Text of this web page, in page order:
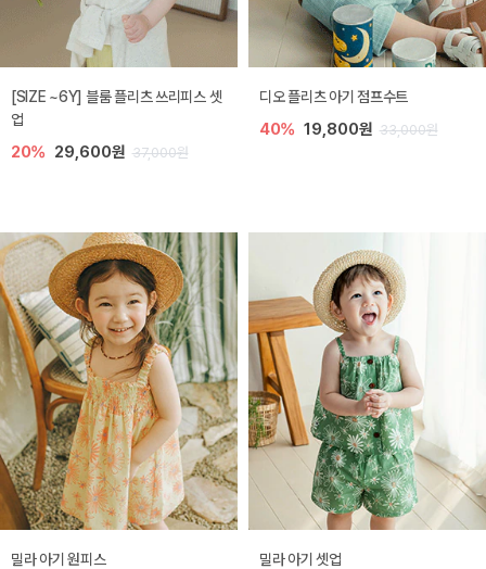
[SIZE ~6Y] 블룸 플리츠 쓰리피스 셋
업
20% 29,600원 37,000원
디오 플리츠 아기 점프수트
40% 19,800원 33,000원
밀라 아기 원피스 밀라 아기 셋업